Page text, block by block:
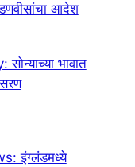
आदेश
भावात
इंग्लंडमध्ये